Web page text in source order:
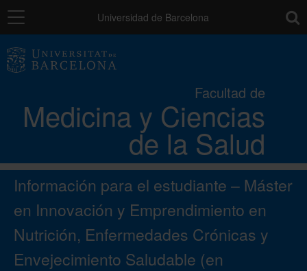
Navegación Universidad de Barcelona
Facultad de
Medicina y Ciencias
de la Salud
Los campus
Docencia
Investigación
Movilidad
Información para el estudiante – Máster
en Innovación y Emprendimiento en
Nutrición, Enfermedades Crónicas y
Envejecimiento Saludable (en